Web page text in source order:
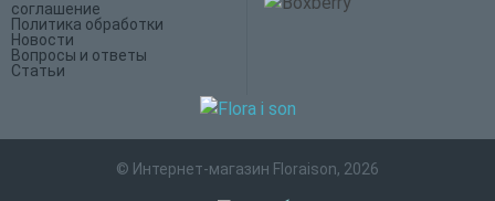
соглашение
Политика обработки
Новости
Вопросы и ответы
Статьи
© Интернет-магазин Floraison, 2026